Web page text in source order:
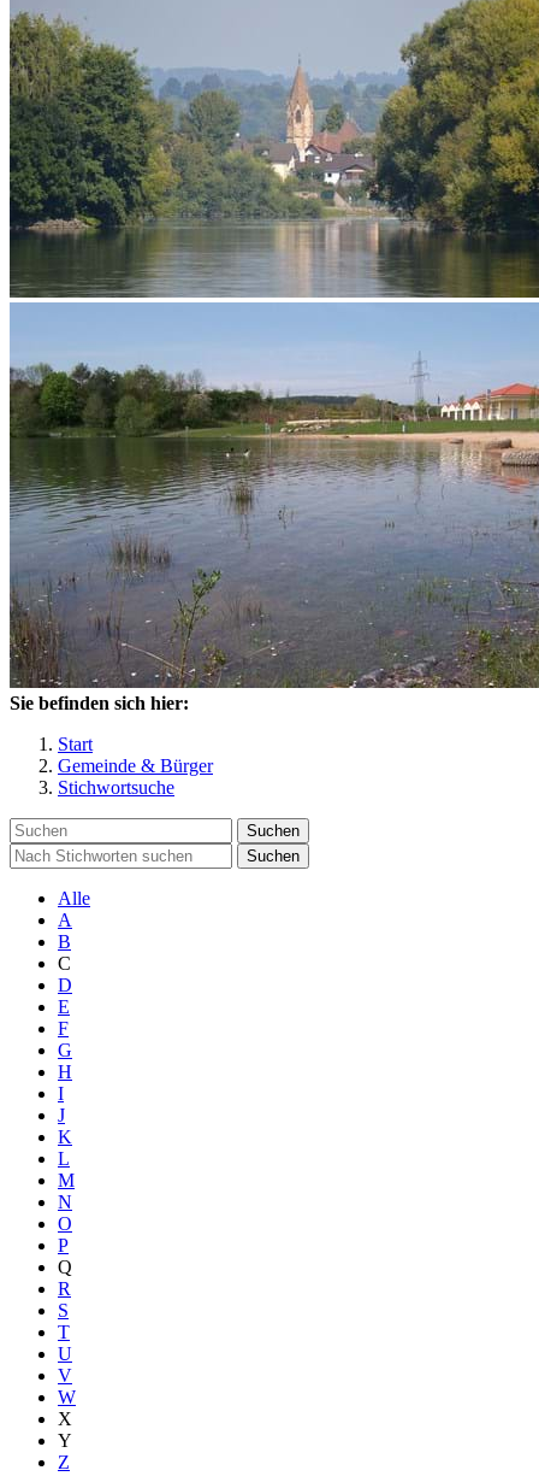
Sie befinden sich hier:
Start
Gemeinde & Bürger
Stichwortsuche
Suchen
Suchen
Alle
A
B
C
D
E
F
G
H
I
J
K
L
M
N
O
P
Q
R
S
T
U
V
W
X
Y
Z